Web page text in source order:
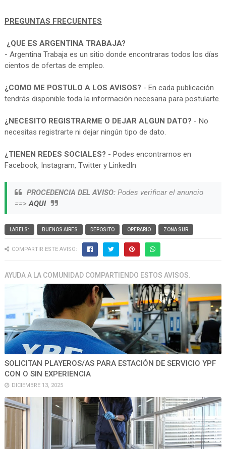
PREGUNTAS FRECUENTES
¿QUE ES ARGENTINA TRABAJA?
- Argentina Trabaja es un sitio donde encontraras todos los días
cientos de ofertas de empleo.
¿COMO ME POSTULO A LOS AVISOS? - En cada publicación
tendrás disponible toda la información necesaria para postularte.
¿NECESITO REGISTRARME O DEJAR ALGUN DATO? - No
necesitas registrarte ni dejar ningún tipo de dato.
¿TIENEN REDES SOCIALES? - Podes encontrarnos en
Facebook, Instagram, Twitter y LinkedIn
PROCEDENCIA DEL AVISO:Podes verificar el anuncio
==>AQUI
LABELS: BUENOS AIRES DEPOSITO OPERARIO ZONA SUR
COMPARTIR ESTE AVISO:
AYUDA A LA COMUNIDAD COMPARTIENDO ESTOS AVISOS.
SOLICITAN PLAYEROS/AS PARA ESTACIÓN DE SERVICIO YPF
CON O SIN EXPERIENCIA
DICIEMBRE 13, 2025